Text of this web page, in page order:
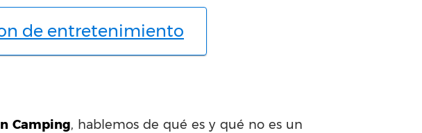
de entretenimiento
Camping, hablemos de qué es y qué no es un